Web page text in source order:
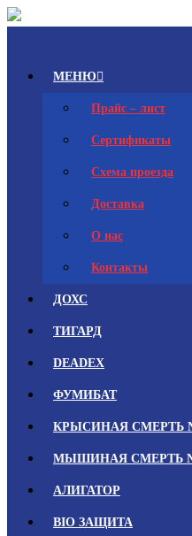
Skip
to
ПО
ОБОРОНХИМ
МЕНЮ
Прайс – лист
Сертификаты
Схема проезда
Доставка
О нас
Контакты
ДОХС
ТИГАРД
DEADEX
ФУМИБАТ
КРЫСИНАЯ СМЕРТЬ
МЫШИНАЯ CМЕРТЬ
АЛИГАТОР
BIO ЗАЩИТА